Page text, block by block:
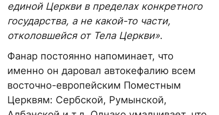
единой Церкви в пределах конкретного
государства, а не какой-то части,
отколовшейся от Тела Церкви».
Фанар постоянно напоминает, что
именно он даровал автокефалию всем
восточно-европейским Поместным
Церквям: Сербской, Румынской,